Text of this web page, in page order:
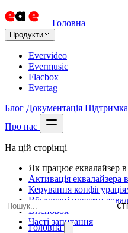
Головна
Продукти
Evervideo
Evermusic
Flacbox
Evertag
Блог Документація Підтримка
Про нас
Головна
На цій сторінці
Як працює еквалайзер
Активація еквалайзера
Керування
Вбудовані пресети
Висновок
Часті запитання